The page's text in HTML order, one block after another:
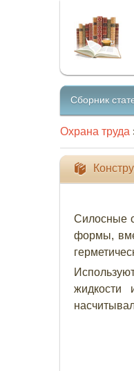
Сборник
Охрана труда
Силосные
формы,
жидкости